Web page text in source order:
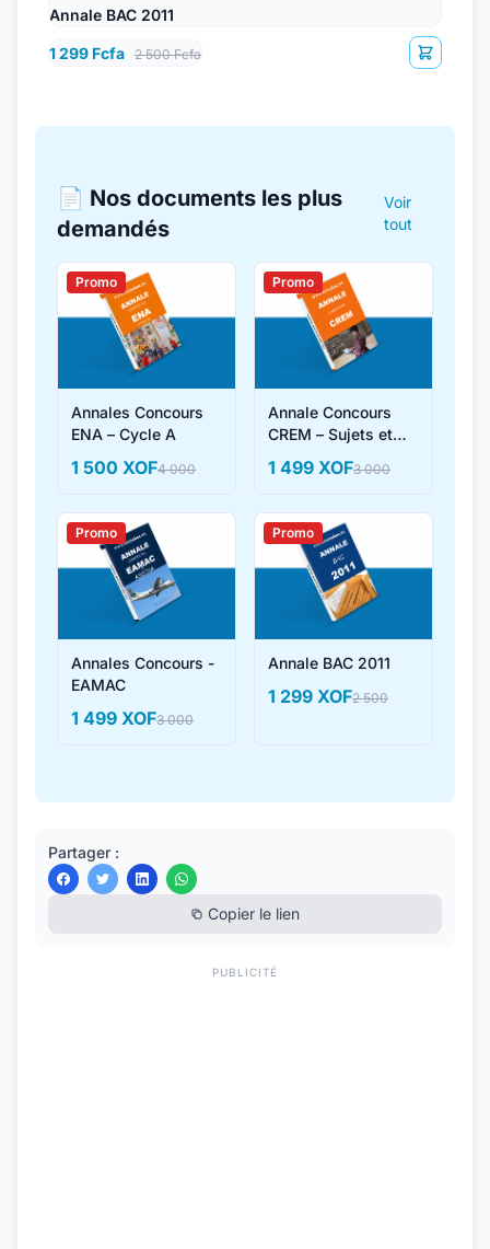
Annale BAC 2011
1 299 Fcfa 2 500 Fcfa
📄 Nos documents les plus
demandés
Voir
tout
Promo
Annales Concours
ENA – Cycle A
1 500 XOF4 000
Promo
Annale Concours
CREM – Sujets et
1 499 XOF3 000
Promo
Annales Concours -
EAMAC
1 499 XOF3 000
Promo
Annale BAC 2011
1 299 XOF2 500
Partager :
Copier le lien
PUBLICITÉ